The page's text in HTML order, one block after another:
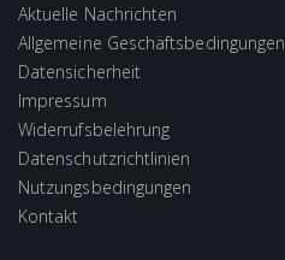
Aktuelle Nachrichten
Allgemeine Geschäftsbedingungen
Datensicherheit
Impressum
Widerrufsbelehrung
Datenschutzrichtlinien
Nutzungsbedingungen
Kontakt